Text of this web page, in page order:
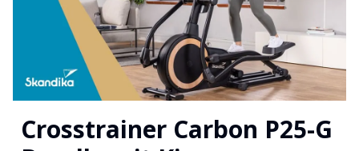
Crosstrainer Carbon P25-G